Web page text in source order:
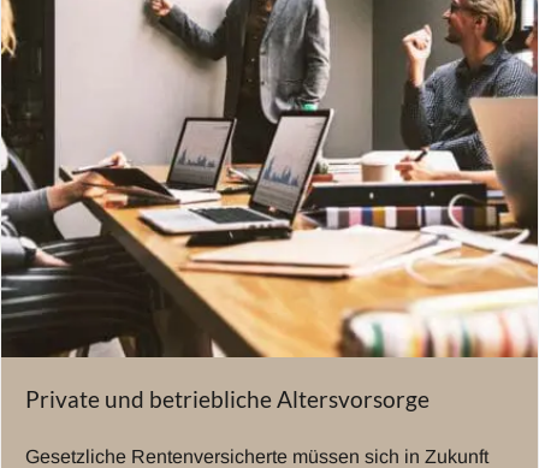
Private und betriebliche Altersvorsorge
Gesetzliche Rentenversicherte müssen sich in Zukunft